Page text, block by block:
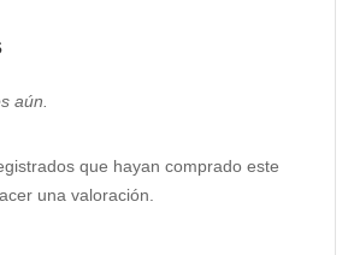
aún.
que hayan comprado este
una valoración.